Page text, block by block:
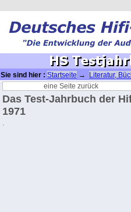
Sie sind hier : Startseite →
Literatur,
Testjahrbuch 1971eine Seite zurück
Das Test-Jahrbuch der
1971
.